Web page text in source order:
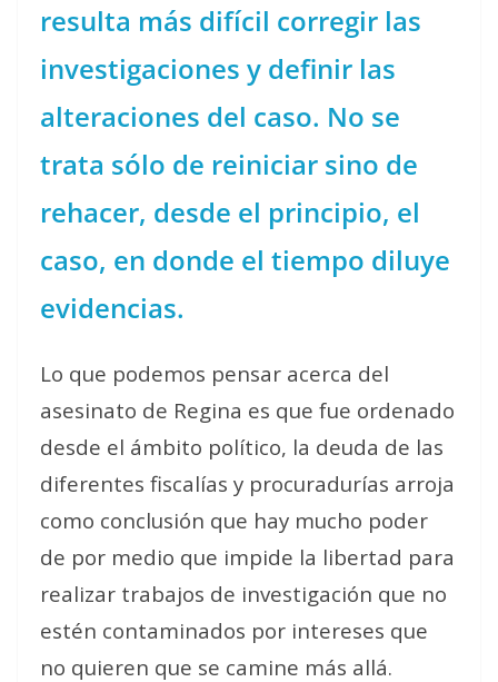
resulta más difícil corregir las
investigaciones y definir las
alteraciones del caso. No se
trata sólo de reiniciar sino de
rehacer, desde el principio, el
caso, en donde el tiempo diluye
evidencias.
Lo que podemos pensar acerca del
asesinato de Regina es que fue ordenado
desde el ámbito político, la deuda de las
diferentes fiscalías y procuradurías arroja
como conclusión que hay mucho poder
de por medio que impide la libertad para
realizar trabajos de investigación que no
estén contaminados por intereses que
no quieren que se camine más allá.